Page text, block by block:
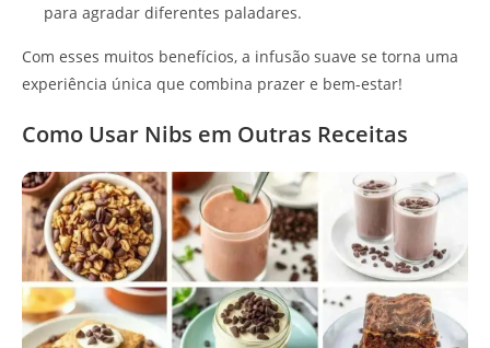
para agradar diferentes paladares.
Com esses muitos benefícios, a infusão suave se torna uma
experiência única que combina prazer e bem-estar!
Como Usar Nibs em Outras Receitas